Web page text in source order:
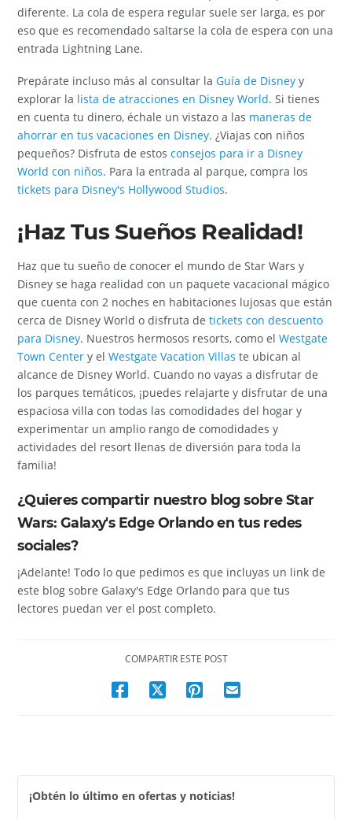
diferente. La cola de espera regular suele ser larga, es por
eso que es recomendado saltarse la cola de espera con una
entrada Lightning Lane.
Prepárate incluso más al consultar laGuía de Disney y
explorar la lista de atracciones en Disney World. Si tienes
en cuenta tu dinero, échale un vistazo a las maneras de
ahorrar en tus vacaciones en Disney. ¿Viajas con niños
pequeños? Disfruta de estosconsejos para ir a Disney
World con niños. Para la entrada al parque, compra los
tickets para Disney's Hollywood Studios.
¡Haz Tus Sueños Realidad!
Haz que tu sueño de conocer el mundo de Star Wars y
Disney se haga realidad con un paquete vacacional mágico
que cuenta con 2 noches en habitaciones lujosas que están
cerca de Disney World o disfruta detickets con descuento
para Disney. Nuestros hermosos resorts, como elWestgate
Town Center y elWestgate Vacation Villas te ubican al
alcance de Disney World. Cuando no vayas a disfrutar de
los parques temáticos, ¡puedes relajarte y disfrutar de una
espaciosa villa con todas las comodidades del hogar y
experimentar un amplio rango de comodidades y
actividades del resort llenas de diversión para toda la
familia!
¿Quieres compartir nuestro blog sobre Star
Wars: Galaxy's Edge Orlando en tus redes
sociales?
¡Adelante! Todo lo que pedimos es que incluyas un link de
este blog sobre Galaxy's Edge Orlando para que tus
lectores puedan ver el post completo.
COMPARTIR ESTE POST
¡Obtén lo último en ofertas y noticias!